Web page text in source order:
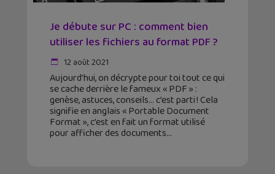
Je débute sur PC : comment bien
utiliser les fichiers au format PDF ?
12 août 2021
Aujourd’hui, on décrypte pour toi tout ce qui
se cache derrière le fameux « PDF » :
genèse, astuces, conseils… c’est parti ! Cela
signifie en anglais « Portable Document
Format », c’est en fait un format utilisé
pour afficher des documents